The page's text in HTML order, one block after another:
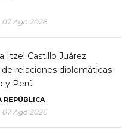
07 Ago 2026
Itzel Castillo Juárez
relaciones diplomáticas
y Perú
REPÚBLICA
07 Ago 2026